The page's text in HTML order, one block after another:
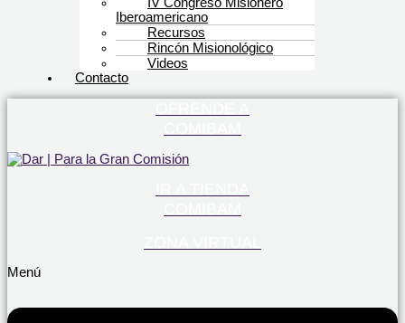
IV Congreso Misionero
Iberoamericano
Recursos
Rincón Misionológico
Videos
Contacto
Menú